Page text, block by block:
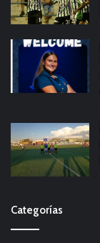
Categorías